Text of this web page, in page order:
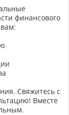
финансового
Свяжитесь с
Вместе